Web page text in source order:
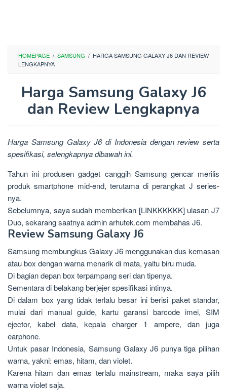
HOMEPAGE / SAMSUNG / HARGA SAMSUNG GALAXY J6 DAN REVIEW
LENGKAPNYA
Harga Samsung Galaxy J6
dan Review Lengkapnya
Harga Samsung Galaxy J6 di Indonesia dengan review serta
spesifikasi, selengkapnya dibawah ini.
Tahun ini produsen gadget canggih Samsung gencar merilis
produk smartphone mid-end, terutama di perangkat J series-
nya.
Sebelumnya, saya sudah memberikan [LINKKKKKK] ulasan J7
Duo, sekarang saatnya admin arhutek.com membahas J6.
Review Samsung Galaxy J6
Samsung membungkus Galaxy J6 menggunakan dus kemasan
atau box dengan warna menarik di mata, yaitu biru muda.
Di bagian depan box terpampang seri dan tipenya.
Sementara di belakang berjejer spesifikasi intinya.
Di dalam box yang tidak terlalu besar ini berisi paket standar,
mulai dari manual guide, kartu garansi barcode imei, SIM
ejector, kabel data, kepala charger 1 ampere, dan juga
earphone.
Untuk pasar Indonesia, Samsung Galaxy J6 punya tiga pilihan
warna, yakni: emas, hitam, dan violet.
Karena hitam dan emas terlalu mainstream, maka saya pilih
warna violet saja.